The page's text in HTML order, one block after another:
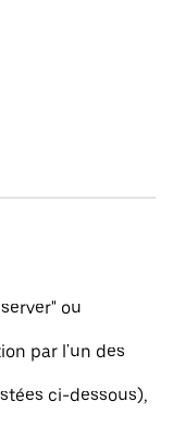
ou
par l'un des
ci-dessous),